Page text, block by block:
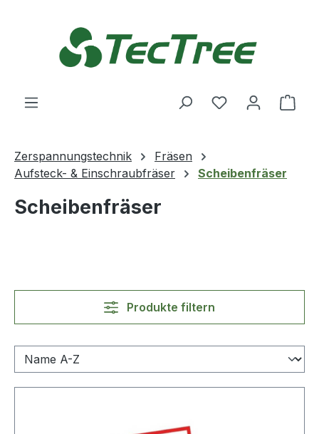
Du hast 0
Zerspannungstechnik
Fräsen
Aufsteck- & Einschraubfräser
Scheibenfräser
Scheibenfräser
Produkte filtern